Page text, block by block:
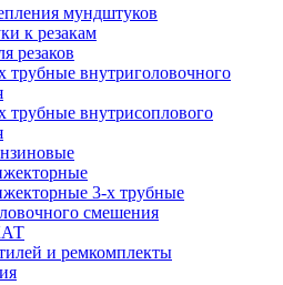
мундштуков
к резакам
резаков
трубные внутриголовочного
трубные внутрисоплового
3-х трубные
смешения
и ремкомплекты